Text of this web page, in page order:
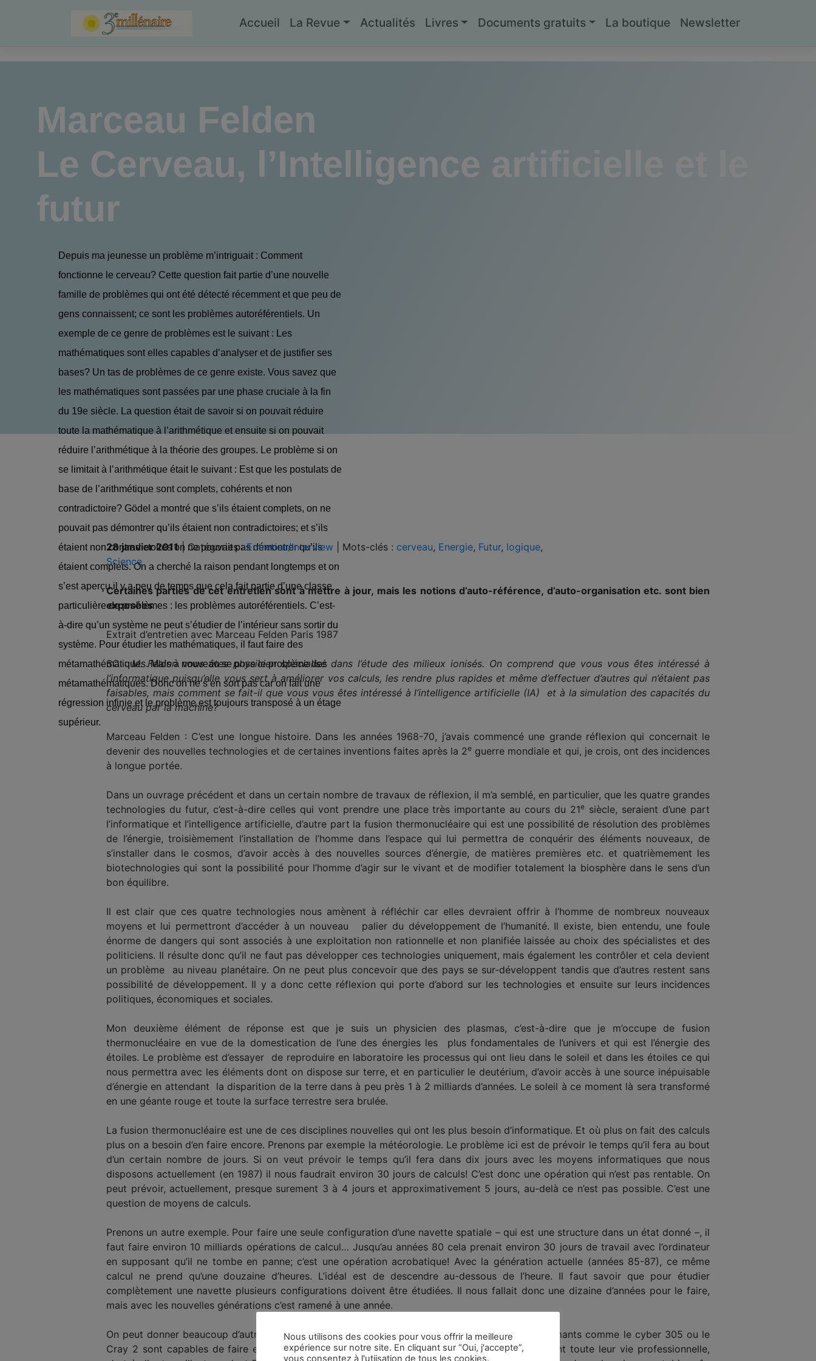
Accueil La Revue Actualités Livres Documents gratuits La boutique Newsletter
Marceau Felden
Le Cerveau, l’Intelligence artificielle et le
futur
Depuis ma jeunesse un problème m’intriguait : Comment
fonctionne le cerveau? Cette question fait partie d’une nouvelle
famille de problèmes qui ont été détecté récemment et que peu de
gens connaissent; ce sont les problèmes autoréférentiels. Un
exemple de ce genre de problèmes est le suivant : Les
mathématiques sont elles capables d’analyser et de justifier ses
bases? Un tas de problèmes de ce genre existe. Vous savez que
les mathématiques sont passées par une phase cruciale à la fin
du 19e siècle. La question était de savoir si on pouvait réduire
toute la mathématique à l’arithmétique et ensuite si on pouvait
réduire l’arithmétique à la théorie des groupes. Le problème si on
se limitait à l’arithmétique était le suivant : Est que les postulats de
base de l’arithmétique sont complets, cohérents et non
contradictoire? Gödel a montré que s’ils étaient complets, on ne
pouvait pas démontrer qu’ils étaient non contradictoires; et s’ils
étaient non contradictoires on ne pouvait pas démontrer qu’ils
étaient complets. On a cherché la raison pendant longtemps et on
s’est aperçu il y a peu de temps que cela fait partie d’une classe
particulière de problèmes : les problèmes autoréférentiels. C’est-
à-dire qu’un système ne peut s’étudier de l’intérieur sans sortir du
système. Pour étudier les mathématiques, il faut faire des
métamathématiques. Mais à nouveau se pose le problème des
métamathématiques. Donc on ne s’en sort pas car on fait une
régression infinie et le problème est toujours transposé à un étage
supérieur.
28 janvier 2011| Catégories :Entretien/Interview Mots-clés : cerveau, Energie, Futur, logique,
Science
Certaines parties de cet entretien sont à mettre à jour, mais les notions d’auto-référence, d’auto-organisation etc. sont bien
exposées
Extrait d’entretien avec Marceau Felden Paris 1987
SC :M. Felden vous êtes physicien spécialisé dans l’étude des milieux ionisés. On comprend que vous vous êtes intéressé à
l’informatique puisqu’elle vous sert à améliorer vos calculs, les rendre plus rapides et même d’effectuer d’autres qui n’étaient pas
faisables, mais comment se fait-il que vous vous êtes intéressé à l’intelligence artificielle (IA) et à la simulation des capacités du
cerveau par la machine?
Marceau Felden : C’est une longue histoire. Dans les années 1968-70, j’avais commencé une grande réflexion qui concernait le
devenir des nouvelles technologies et de certaines inventions faites après la 2e guerre mondiale et qui, je crois, ont des incidences
à longue portée.
Dans un ouvrage précédent et dans un certain nombre de travaux de réflexion, il m’a semblé, en particulier, que les quatre grandes
technologies du futur, c’est-à-dire celles qui vont prendre une place très importante au cours du 21e siècle, seraient d’une part
l’informatique et l’intelligence artificielle, d’autre part la fusion thermonucléaire qui est une possibilité de résolution des problèmes
de l’énergie, troisièmement l’installation de l’homme dans l’espace qui lui permettra de conquérir des éléments nouveaux, de
s’installer dans le cosmos, d’avoir accès à des nouvelles sources d’énergie, de matières premières etc. et quatrièmement les
biotechnologies qui sont la possibilité pour l’homme d’agir sur le vivant et de modifier totalement la biosphère dans le sens d’un
bon équilibre.
Il est clair que ces quatre technologies nous amènent à réfléchir car elles devraient offrir à l’homme de nombreux nouveaux
moyens et lui permettront d’accéder à un nouveau palier du développement de l’humanité. Il existe, bien entendu, une foule
énorme de dangers qui sont associés à une exploitation non rationnelle et non planifiée laissée au choix des spécialistes et des
politiciens. Il résulte donc qu’il ne faut pas développer ces technologies uniquement, mais également les contrôler et cela devient
un problème au niveau planétaire. On ne peut plus concevoir que des pays se sur-développent tandis que d’autres restent sans
possibilité de développement. Il y a donc cette réflexion qui porte d’abord sur les technologies et ensuite sur leurs incidences
politiques, économiques et sociales.
Mon deuxième élément de réponse est que je suis un physicien des plasmas, c’est-à-dire que je m’occupe de fusion
thermonucléaire en vue de la domestication de l’une des énergies les plus fondamentales de l’univers et qui est l’énergie des
étoiles. Le problème est d’essayer de reproduire en laboratoire les processus qui ont lieu dans le soleil et dans les étoiles ce qui
nous permettra avec les éléments dont on dispose sur terre, et en particulier le deutérium, d’avoir accès à une source inépuisable
d’énergie en attendant la disparition de la terre dans à peu près 1 à 2 milliards d’années. Le soleil à ce moment là sera transformé
en une géante rouge et toute la surface terrestre sera brulée.
La fusion thermonucléaire est une de ces disciplines nouvelles qui ont les plus besoin d’informatique. Et où plus on fait des calculs
plus on a besoin d’en faire encore. Prenons par exemple la météorologie. Le problème ici est de prévoir le temps qu’il fera au bout
d’un certain nombre de jours. Si on veut prévoir le temps qu’il fera dans dix jours avec les moyens informatiques que nous
disposons actuellement (en 1987) il nous faudrait environ 30 jours de calculs! C’est donc une opération qui n’est pas rentable. On
peut prévoir, actuellement, presque surement 3 à 4 jours et approximativement 5 jours, au-delà ce n’est pas possible. C’est une
question de moyens de calculs.
Prenons un autre exemple. Pour faire une seule configuration d’une navette spatiale – qui est une structure dans un état donné –, il
faut faire environ 10 milliards opérations de calcul… Jusqu’au années 80 cela prenait environ 30 jours de travail avec l’ordinateur
en supposant qu’il ne tombe en panne; c’est une opération acrobatique! Avec la génération actuelle (années 85-87), ce même
calcul ne prend qu’une douzaine d’heures. L’idéal est de descendre au-dessous de l’heure. Il faut savoir que pour étudier
complètement une navette plusieurs configurations doivent être étudiées. Il nous fallait donc une dizaine d’années pour le faire,
mais avec les nouvelles générations c’est ramené à une année.
On peut donner beaucoup d’autres exemples. Aujourd’hui en 1987 un ordinateur des plus performants comme le cyber 305 ou le
Cray 2 sont capables de faire en une seconde autant de calculs que 250 mathématiciens durant toute leur vie professionnelle,
Nous utilisons des cookies pour vous offrir la meilleure
expérience sur notre site. En cliquant sur “Oui, j'accepte”,
vous consentez à l'utiisation de tous les cookies.